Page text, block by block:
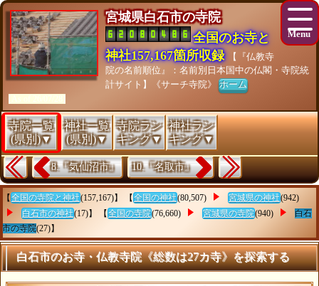
宮城県白石市の寺院
全国のお寺と
神社157,167箇所収録
【『仏教寺
院の名前順位』：名前別日本国中の仏閣・寺院統
計サイト】《サーチ寺院》ホーム
[As of 26/07/28]
寺院一覧
(県別)▼
神社一覧
(県別)▼
寺院ラン
キング▼
神社ラン
キング▼
8.『気仙沼市』 10.『名取市』
【 全国の寺院と神社(157,167)】 【 全国の神社(80,507) 宮城県の神社(942)
白石市の神社(17)】 【 全国の寺院(76,660) 宮城県の寺院(940)
白石
市の寺院(27)】
白石市のお寺・仏教寺院《総数は27カ寺》を探索する